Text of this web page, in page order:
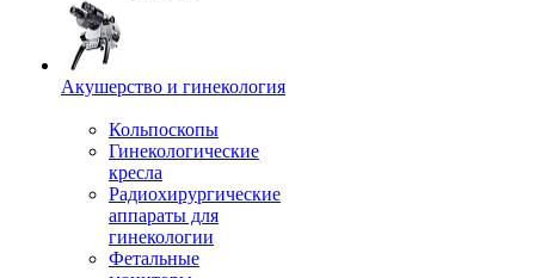
Акушерство и гинекология
Кольпоскопы
Гинекологические
кресла
Радиохирургические
аппараты для
гинекологии
Фетальные